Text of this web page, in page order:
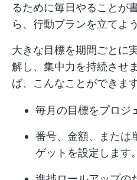
るために毎日やることが
ら、行動プランを立てよう
大きな目標を期間ごとに
解し、集中力を持続させ
ば、こんなことができま
毎月の目標をプロジ
番号、金額、または
ゲットを設定します。